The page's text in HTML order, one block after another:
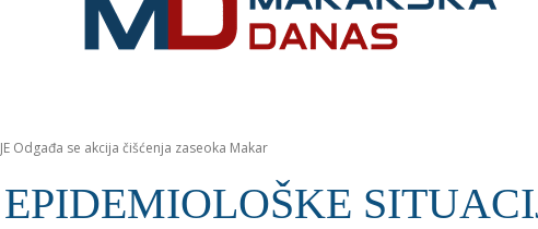
Odgađa se akcija čišćenja zaseoka Makar